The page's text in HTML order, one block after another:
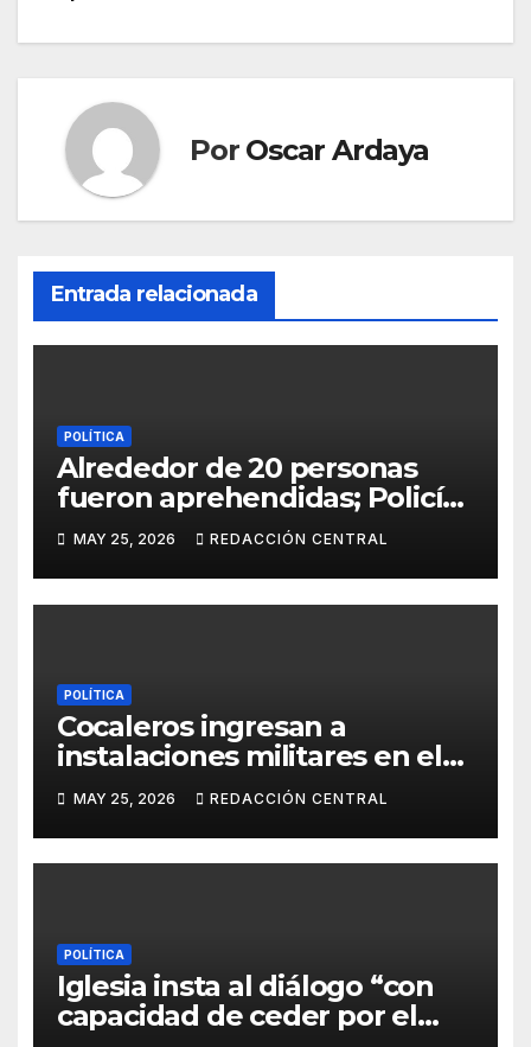
Por Oscar Ardaya
Entrada relacionada
POLÍTICA
Alrededor de 20 personas
fueron aprehendidas; Policía
gasifica e impide ingreso de
manifestantes a plaza Murillo
MAY 25, 2026 REDACCIÓN CENTRAL
POLÍTICA
Cocaleros ingresan a
instalaciones militares en el
Trópico: “No aceptaremos un
estado de sitio”
MAY 25, 2026 REDACCIÓN CENTRAL
POLÍTICA
Iglesia insta al diálogo “con
capacidad de ceder por el